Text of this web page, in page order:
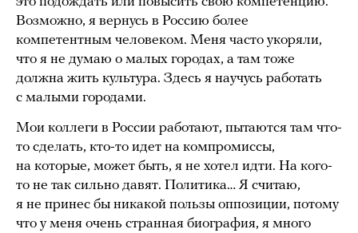
Возможно, я вернусь в Россию более
компетентным человеком. Меня часто укоряли,
что я не думаю о малых городах, а там тоже
должна жить культура. Здесь я научусь работать
с малыми городами.
Мои коллеги в России работают, пытаются там что-
то сделать, кто-то идет на компромиссы,
на которые, может быть, я не хотел идти. На кого-
то не так сильно давят. Политика… Я считаю,
я не принес бы никакой пользы оппозиции, потому
что у меня очень странная биография, я много